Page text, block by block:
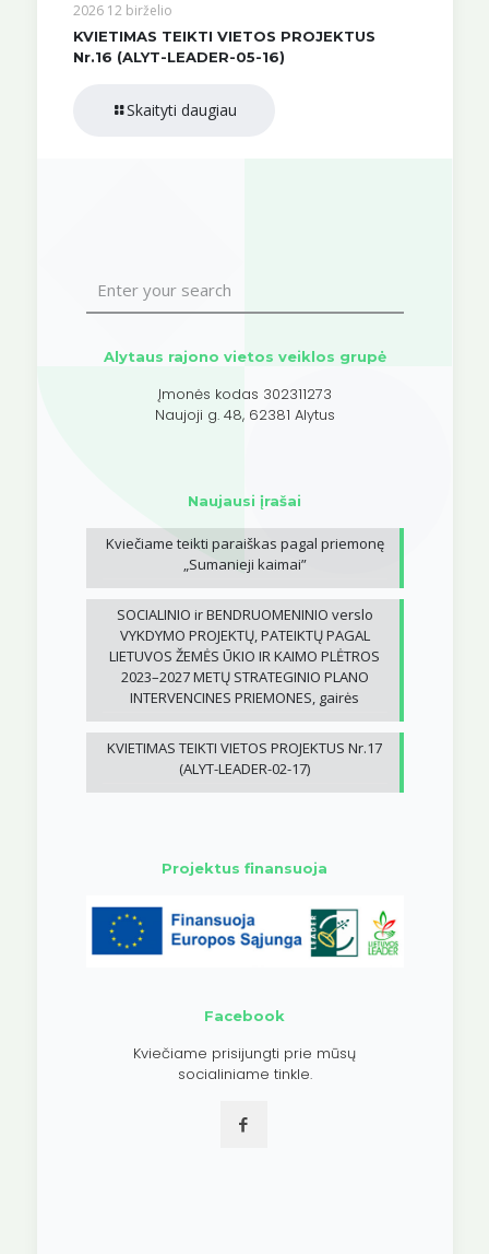
2026 12 birželio
KVIETIMAS TEIKTI VIETOS PROJEKTUS
Nr.16 (ALYT-LEADER-05-16)
Skaityti daugiau
Alytaus rajono vietos veiklos grupė
Įmonės kodas 302311273
Naujoji g. 48, 62381 Alytus
Naujausi įrašai
Kviečiame teikti paraiškas pagal priemonę
„Sumanieji kaimai”
SOCIALINIO ir BENDRUOMENINIO verslo
VYKDYMO PROJEKTŲ, PATEIKTŲ PAGAL
LIETUVOS ŽEMĖS ŪKIO IR KAIMO PLĖTROS
2023–2027 METŲ STRATEGINIO PLANO
INTERVENCINES PRIEMONES, gairės
KVIETIMAS TEIKTI VIETOS PROJEKTUS Nr.17
(ALYT-LEADER-02-17)
Projektus finansuoja
Facebook
Kviečiame prisijungti prie mūsų
socialiniame tinkle.